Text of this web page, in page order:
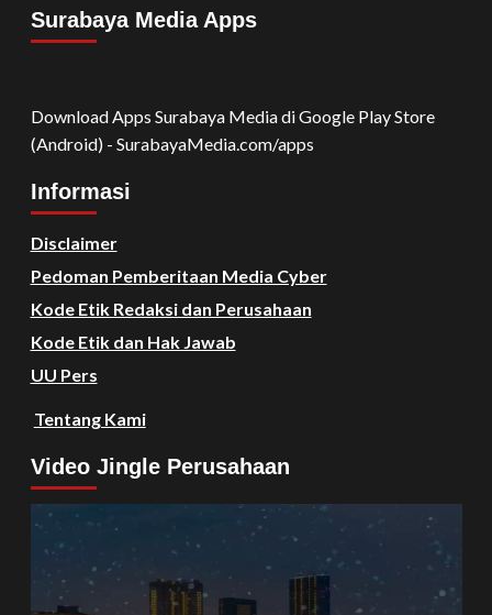
Surabaya Media Apps
Download Apps Surabaya Media di Google Play Store
(Android) - SurabayaMedia.com/apps
Informasi
Disclaimer
Pedoman Pemberitaan Media Cyber
Kode Etik Redaksi dan Perusahaan
Kode Etik dan Hak Jawab
UU Pers
Tentang Kami
Video Jingle Perusahaan
Video
Player